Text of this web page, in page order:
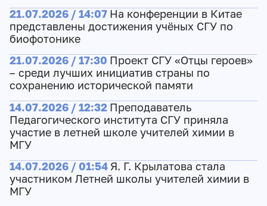
21.07.2026 / 14:07 На конференции в Китае
представлены достижения учёных СГУ по
биофотонике
21.07.2026 / 17:30 Проект СГУ «Отцы героев»
– среди лучших инициатив страны по
сохранению исторической памяти
14.07.2026 / 12:32 Преподаватель
Педагогического института СГУ приняла
участие в летней школе учителей химии в
МГУ
14.07.2026 / 01:54 Я. Г. Крылатова стала
участником Летней школы учителей химии в
МГУ